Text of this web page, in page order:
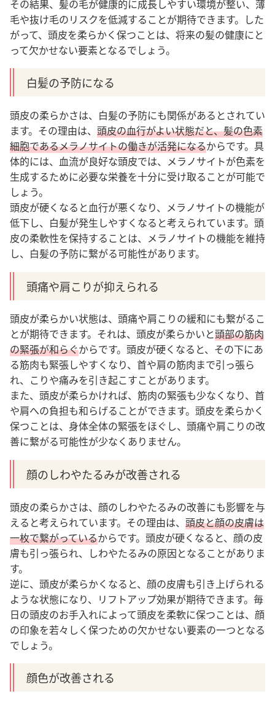
その結果、髪の毛が健康的に成長しやすい環境が整い、薄
毛や抜け毛のリスクを低減することが期待できます。した
がって、頭皮を柔らかく保つことは、将来の髪の健康にと
って欠かせない要素となるでしょう。
白髪の予防になる
頭皮の柔らかさは、白髪の予防にも関係があるとされてい
ます。その理由は、 頭皮の血行がよい状態だと、髪の色素
細胞であるメラノサイトの働きが活発になるからです。具
体的には、血流が良好な頭皮では、メラノサイトが色素を
生成するために必要な栄養を十分に受け取ることが可能で
しょう。
頭皮が硬くなると血行が悪くなり、メラノサイトの機能が
低下し、白髪が発生しやすくなると考えられています。頭
皮の柔軟性を保持することは、メラノサイトの機能を維持
し、白髪の予防に繋がる可能性があります。
頭痛や肩こりが抑えられる
頭皮が柔らかい状態は、頭痛や肩こりの緩和にも繋がるこ
とが期待できます。それは、頭皮が柔らかいと頭部の筋肉
の緊張が和らぐからです。頭皮が硬くなると、その下にあ
る筋肉も緊張しやすくなり、首や肩の筋肉まで引っ張ら
れ、こりや痛みを引き起こすことがあります。
また、頭皮が柔らかければ、筋肉の緊張も少なくなり、首
や肩への負担も和らげることができます。頭皮を柔らかく
保つことは、身体全体の緊張をほぐし、頭痛や肩こりの改
善に繋がる可能性が少なくありません。
顔のしわやたるみが改善される
頭皮の柔らかさは、顔のしわやたるみの改善にも影響を与
えると考えられています。その理由は、 頭皮と顔の皮膚は
一枚で繋がっているからです。頭皮が硬くなると、顔の皮
膚も引っ張られ、しわやたるみの原因となることがありま
す。
逆に、頭皮が柔らかくなると、顔の皮膚も引き上げられる
ような状態になり、リフトアップ効果が期待できます。毎
日の頭皮のお手入れによって頭皮を柔軟に保つことは、顔
の印象を若々しく保つための欠かせない要素の一つとなる
でしょう。
顔色が改善される